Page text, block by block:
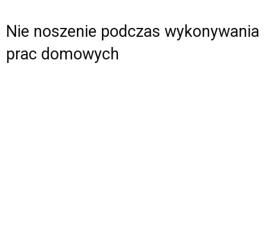
Nie noszenie podczas wykonywania
prac domowych